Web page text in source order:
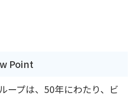
Point
ープは、50年にわたり、ビ